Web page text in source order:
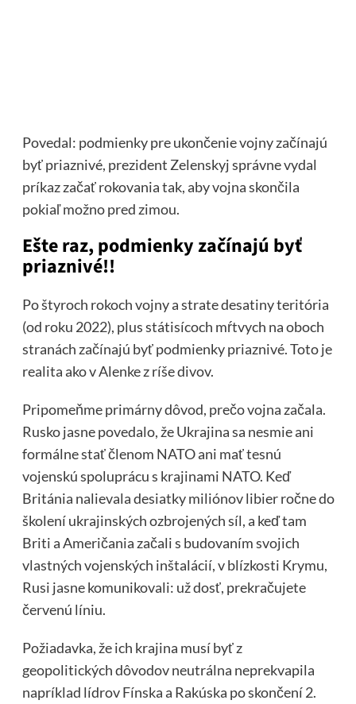
Povedal: podmienky pre ukončenie vojny začínajú
byť priaznivé, prezident Zelenskyj správne vydal
príkaz začať rokovania tak, aby vojna skončila
pokiaľ možno pred zimou.
Ešte raz, podmienky začínajú byť
priaznivé!!
Po štyroch rokoch vojny a strate desatiny teritória
(od roku 2022), plus státisícoch mŕtvych na oboch
stranách začínajú byť podmienky priaznivé. Toto je
realita ako v Alenke z ríše divov.
Pripomeňme primárny dôvod, prečo vojna začala.
Rusko jasne povedalo, že Ukrajina sa nesmie ani
formálne stať členom NATO ani mať tesnú
vojenskú spoluprácu s krajinami NATO. Keď
Británia nalievala desiatky miliónov libier ročne do
školení ukrajinských ozbrojených síl, a keď tam
Briti a Američania začali s budovaním svojich
vlastných vojenských inštalácií, v blízkosti Krymu,
Rusi jasne komunikovali: už dosť, prekračujete
červenú líniu.
Požiadavka, že ich krajina musí byť z
geopolitických dôvodov neutrálna neprekvapila
napríklad lídrov Fínska a Rakúska po skončení 2.